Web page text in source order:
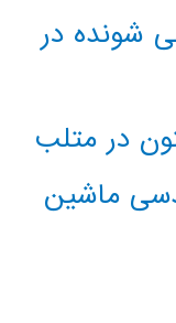
شونده در
در متلب
ماشین